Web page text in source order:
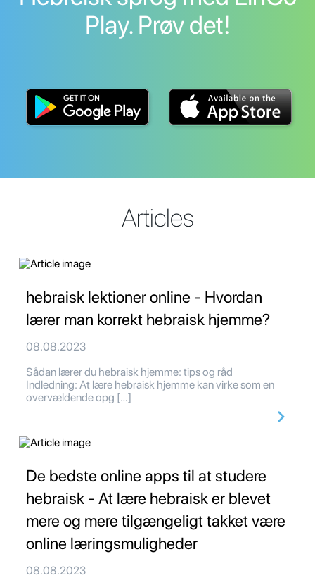
Play. Prøv det!
Articles
hebraisk lektioner online - Hvordan
lærer man korrekt hebraisk hjemme?
08.08.2023
Sådan lærer du hebraisk hjemme: tips og råd
Indledning: At lære hebraisk hjemme kan virke som en
overvældende opg […]
De bedste online apps til at studere
hebraisk - At lære hebraisk er blevet
mere og mere tilgængeligt takket være
online læringsmuligheder
08.08.2023